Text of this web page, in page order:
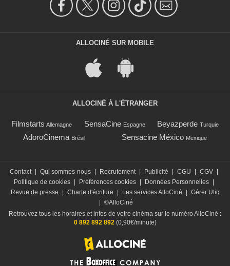
ALLOCINÉ SUR MOBILE
ALLOCINÉ À L'ÉTRANGER
Filmstarts Allemagne SensaCine Espagne Beyazperde Turquie
AdoroCinema Brésil Sensacine México Mexique
Contact Qui sommes-nous Recrutement Publicité CGU CGV
Politique de cookies
Préférences cookies Données Personnelles
Revue de presse
Charte d'écriture Les services AlloCiné
Gérer Utiq
©AlloCiné
Retrouvez tous les horaires et infos de votre cinéma sur le numéro AlloCiné :
0 892 892 892(0,90€/minute)